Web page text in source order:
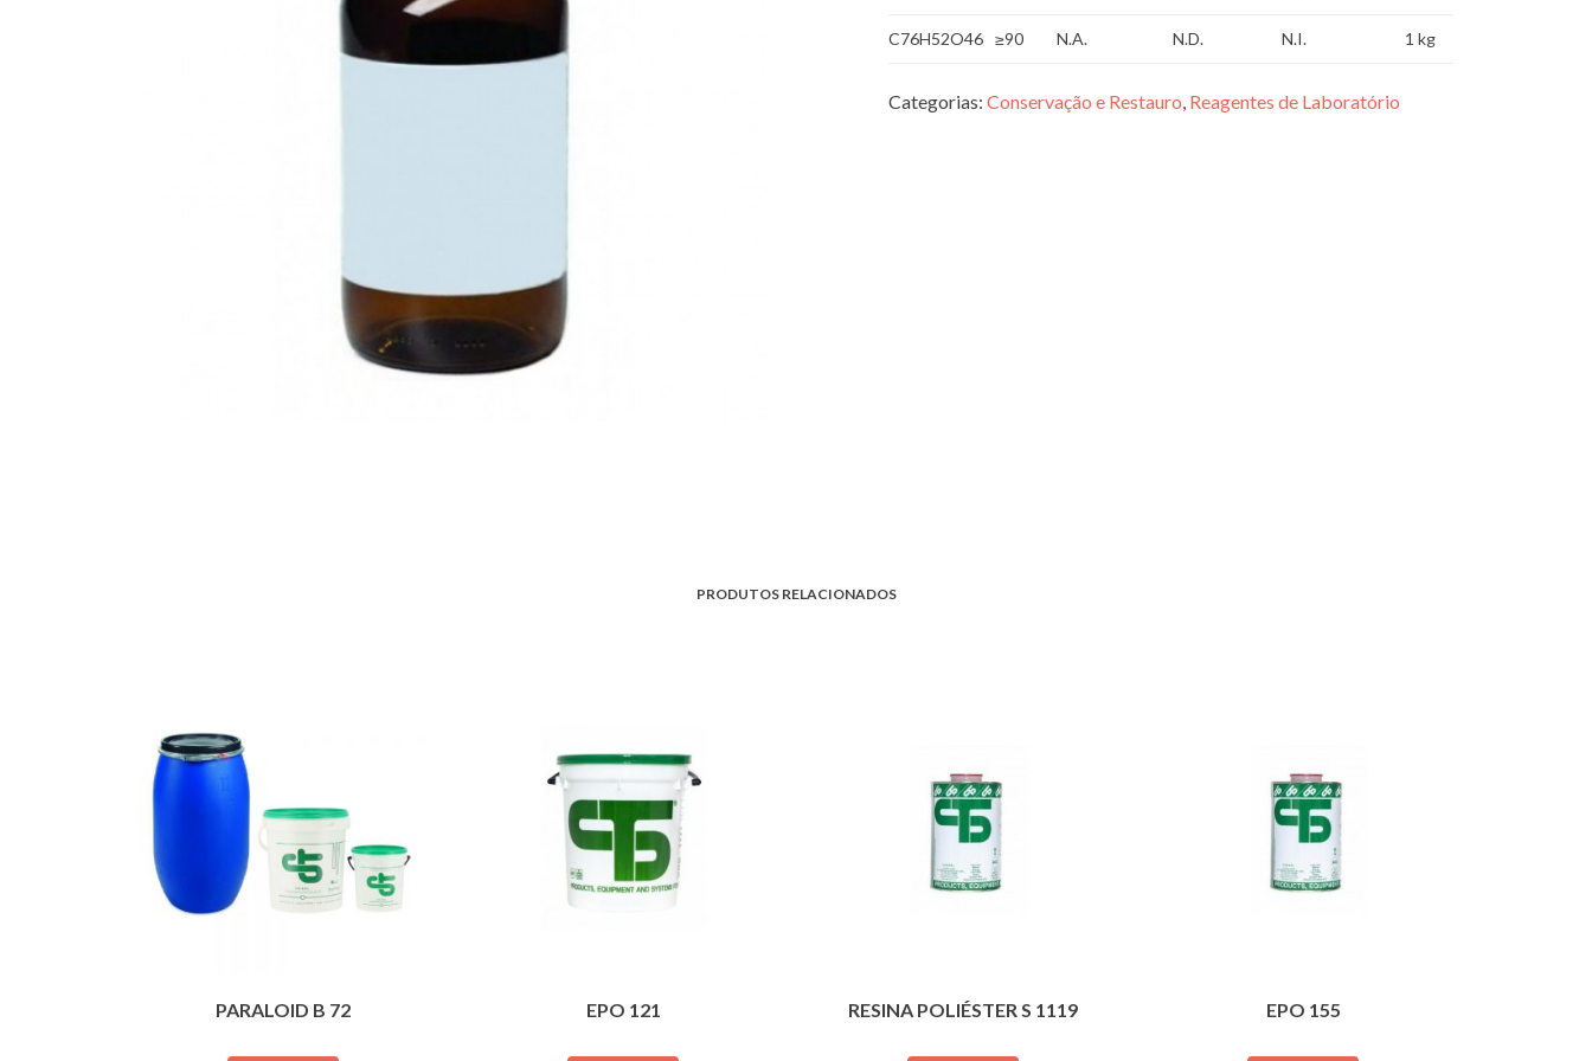
C76H52O46 ≥90 N.A. N.D. N.I. 1 kg
Categorias: Conservação e Restauro, Reagentes de Laboratório
PRODUTOS RELACIONADOS
PARALOID B 72 EPO 121 RESINA POLIÉSTER S 1119 EPO 155